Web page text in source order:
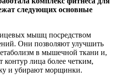
следующих основные
мышц посредством
Они позволяют улучшить
в мышечной ткани и,
контур лица более четким,
и убирают морщинки.